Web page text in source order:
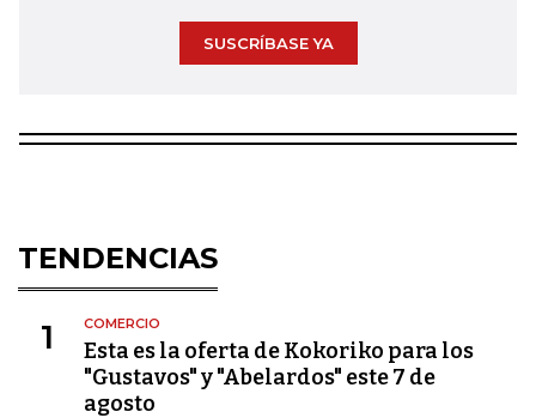
SUSCRÍBASE YA
TENDENCIAS
1 COMERCIO
Esta es la oferta de Kokoriko para los
"Gustavos" y "Abelardos" este 7 de
agosto